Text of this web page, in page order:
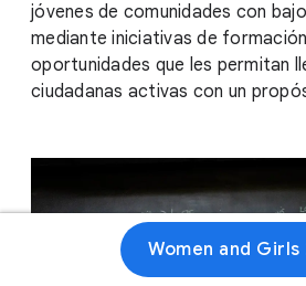
jóvenes de comunidades con
mediante iniciativas de
oportunidades que les permitan
ciudadanas activas con un
Women and Girls